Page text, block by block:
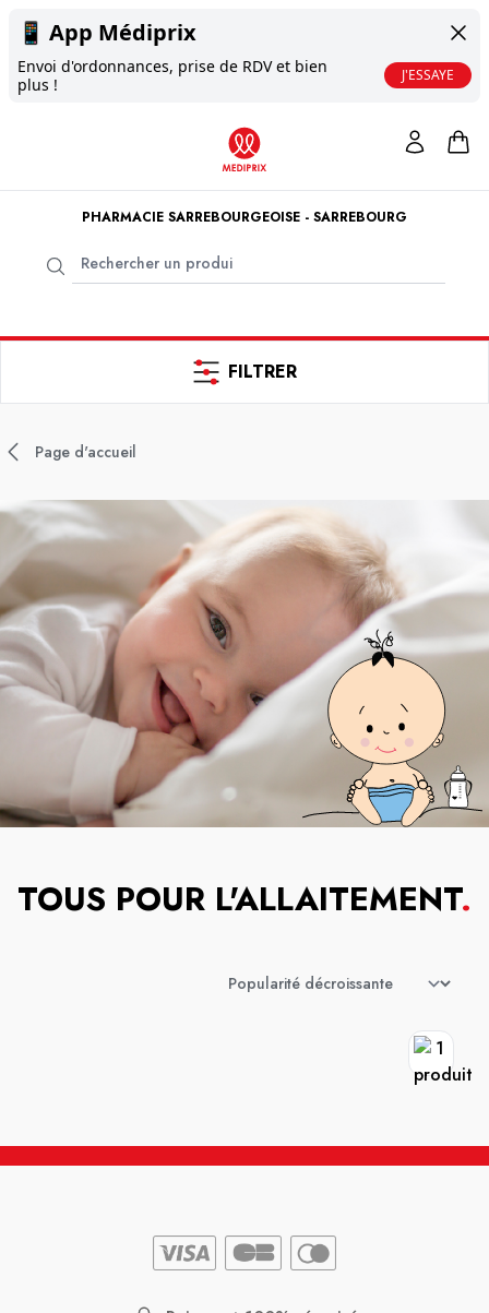
📱 App Médiprix
Envoi d'ordonnances, prise de RDV et bien
plus !
J'ESSAYE
PHARMACIE SARREBOURGEOISE - SARREBOURG
FILTRER
Page d'accueil
TOUS POUR L'ALLAITEMENT.